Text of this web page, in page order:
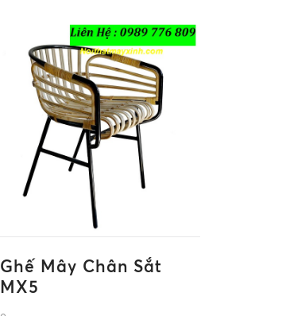
Ghế Mây Chân Sắt
MX5